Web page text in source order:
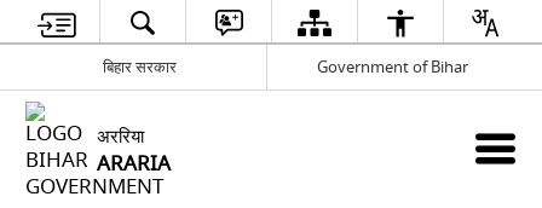
बिहार सरकार Government of Bihar
अररिया
ARARIA